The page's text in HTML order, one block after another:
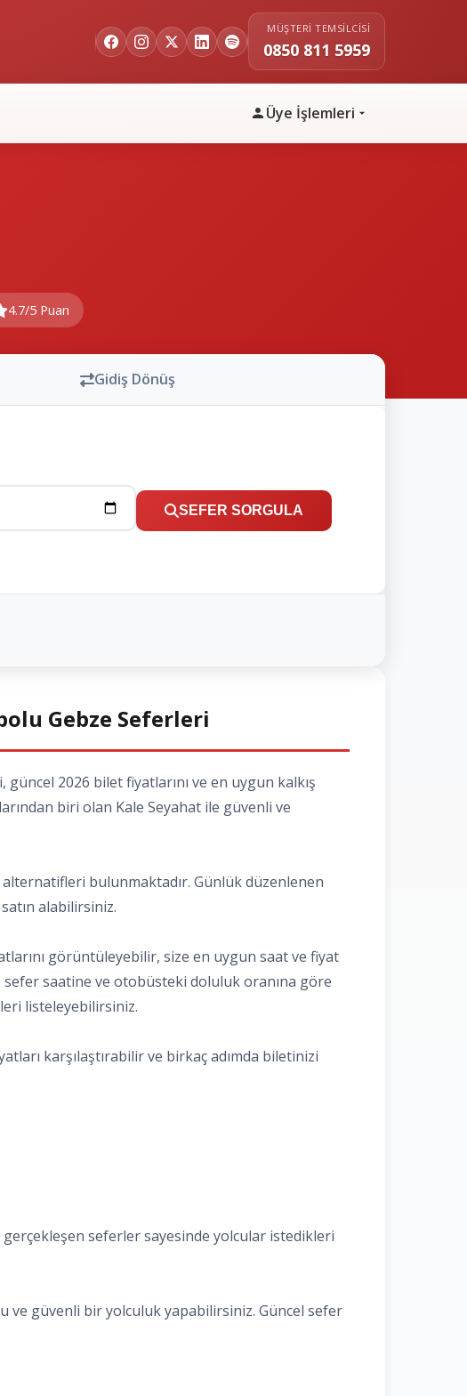
MÜŞTERI TEMSILCISI
0850 811 5959
Üye İşlemleri
4.7/5 Puan
Gidiş Dönüş
SEFER SORGULA
Gebze Seferleri
2026 bilet fiyatlarını ve en uygun kalkış
biri olan Kale Seyahat ile güvenli ve
alternatifleri bulunmaktadır. Günlük düzenlenen
alabilirsiniz.
görüntüleyebilir, size en uygun saat ve fiyat
sefer saatine ve otobüsteki doluluk oranına göre
listeleyebilirsiniz.
karşılaştırabilir ve birkaç adımda biletinizi
seferler sayesinde yolcular istedikleri
ve güvenli bir yolculuk yapabilirsiniz. Güncel sefer